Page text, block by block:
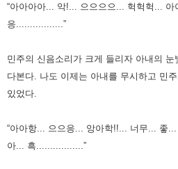
“아아아아... 악!... 으으으으... 헉헉헉... 아
응.................”
민주의 신음소리가 크게 들리자 아내의
다본다. 나도 이제는 아내를 무시하고 민
있었다.
“아아항... 으으응... 앙아학!!... 너무... 좋
아... 흑.................”